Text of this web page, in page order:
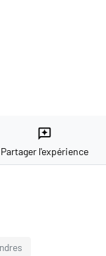
reviews
Partager l'expérience